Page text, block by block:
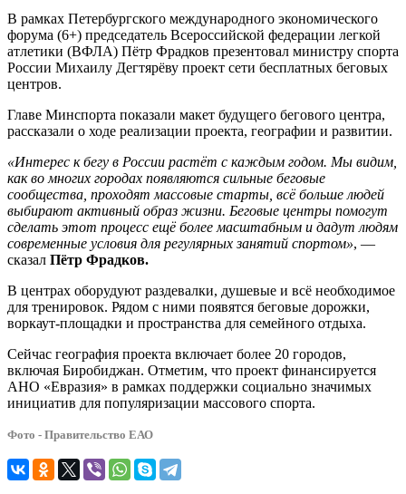
В рамках Петербургского международного экономического
форума (6+) председатель Всероссийской федерации легкой
атлетики (ВФЛА) Пётр Фрадков презентовал министру спорта
России Михаилу Дегтярёву проект сети бесплатных беговых
центров.
Главе Минспорта показали макет будущего бегового центра,
рассказали о ходе реализации проекта, географии и развитии.
«Интерес к бегу в России растёт с каждым годом. Мы видим,
как во многих городах появляются сильные беговые
сообщества, проходят массовые старты, всё больше людей
выбирают активный образ жизни. Беговые центры помогут
сделать этот процесс ещё более масштабным и дадут людям
современные условия для регулярных занятий спортом», —
сказал Пётр Фрадков.
В центрах оборудуют раздевалки, душевые и всё необходимое
для тренировок. Рядом с ними появятся беговые дорожки,
воркаут-площадки и пространства для семейного отдыха.
Сейчас география проекта включает более 20 городов,
включая Биробиджан. Отметим, что проект финансируется
АНО «Евразия» в рамках поддержки социально значимых
инициатив для популяризации массового спорта.
Фото - Правительство ЕАО